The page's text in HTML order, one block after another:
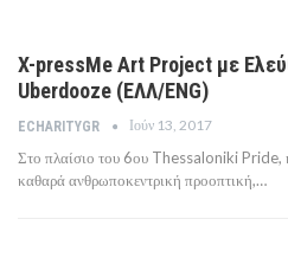
X-pressMe Art Project με
Uberdooze (ΕΛΛ/ENG)
ECHARITYGR Ιούν 13, 2017
Στο πλαίσιο του 6ου Thessaloniki
καθαρά ανθρωποκεντρική προοπτική,…